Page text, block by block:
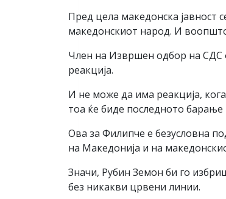
Пред цела македонска јавност
македонскиот народ. И
Член на Извршен одбор на СДС
реакција.
И не може да има реакција,
тоа ќе биде последното барање
Ова за Филипче е безусловна
на Македонија и на
Значи, Рубин Земон би го
без никакви црвени линии.